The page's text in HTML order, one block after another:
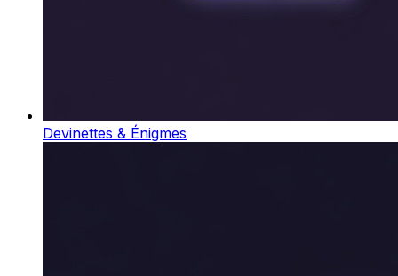
Devinettes & Énigmes